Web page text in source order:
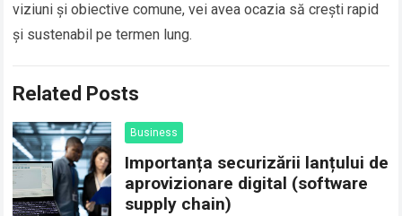
viziuni și obiective comune, vei avea ocazia să crești rapid
și sustenabil pe termen lung.
Related Posts
Business
Importanța securizării lanțului de
aprovizionare digital (software
supply chain)